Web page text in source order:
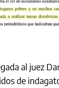
al juez
de